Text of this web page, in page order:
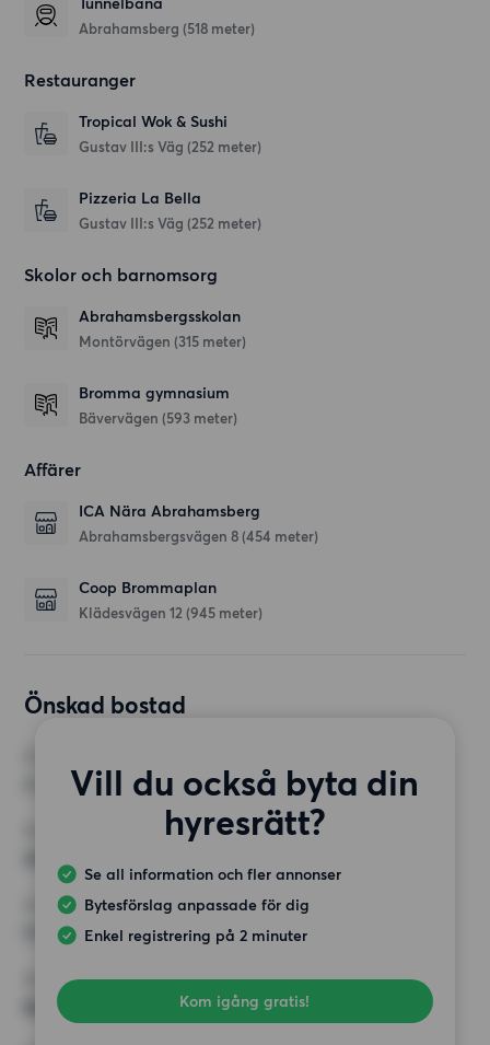
Tunnelbana
Abrahamsberg (518 meter)
Restauranger
Tropical Wok & Sushi
Gustav III:s Väg (252 meter)
Pizzeria La Bella
Gustav III:s Väg (252 meter)
Skolor och barnomsorg
Abrahamsbergsskolan
Montörvägen (315 meter)
Bromma gymnasium
Bävervägen (593 meter)
Affärer
ICA Nära Abrahamsberg
Abrahamsbergsvägen 8 (454 meter)
Coop Brommaplan
Klädesvägen 12 (945 meter)
Önskad bostad
Vill du också byta din
hyresrätt?
Se all information och fler annonser
Bytesförslag anpassade för dig
Enkel registrering på 2 minuter
Kom igång gratis!
MINST ANTAL KVADRATMETER
HÖGSTA HYRA
9 000 kr
Balkong,